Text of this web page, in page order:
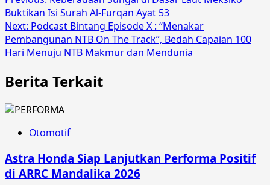
navigation
Buktikan Isi Surah Al-Furqan Ayat 53
Next: Podcast Bintang Episode X : “Menakar
Pembangunan NTB On The Track”, Bedah Capaian 100
Hari Menuju NTB Makmur dan Mendunia
Berita Terkait
Otomotif
Astra Honda Siap Lanjutkan Performa Positif
di ARRC Mandalika 2026